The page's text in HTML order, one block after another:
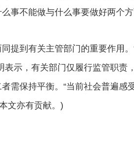
事不能做与什么事要做好两个方
到有关主管部门的重要作用。
表示，有关部门仅履行监管职
需保持平衡。“当前社会普遍
文亦有贡献。)